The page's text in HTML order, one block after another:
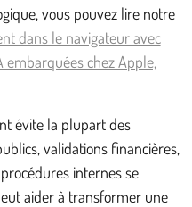
vous pouvez lire notre
dans le navigateur avec
embarquées chez Apple,
évite la plupart des
validations financières,
internes se
aider à transformer une